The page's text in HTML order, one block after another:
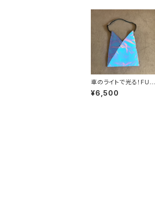
車のライトで光る！FUT
UREあずま袋ショルダ
ーバッグ
¥6,500